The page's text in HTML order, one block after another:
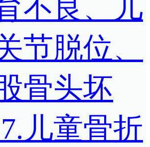
不良、儿
节脱位、
骨头坏
儿童骨折